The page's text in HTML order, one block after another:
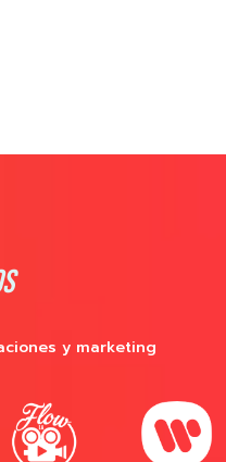
y marketing